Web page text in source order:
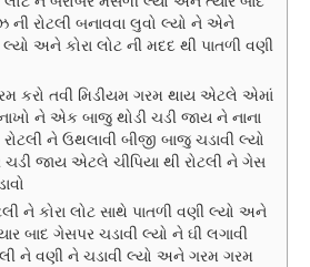
ની રોટલી બનાવવા લુવો લ્યો ને એને
અને કોરા લોટ ની મદદ થી પાતળી વણી
કરો તવી મિડીયમ ગરમ થાય એટલે એમાં
ને એક બાજુ થોડી ચડી જાય ને નાના
ને ઉથલાવી બીજી બાજુ ચડાવી લ્યો
જાય એટલે ચીપિયા થી રોટલી ને ગેસ
ને કોરા લોટ સાથે પાતળી વણી લ્યો અને
બાદ ગેસપર ચડાવી લ્યો ને ઘી લગાવી
ને વણી ને ચડાવી લ્યો અને ગરમ ગરમ